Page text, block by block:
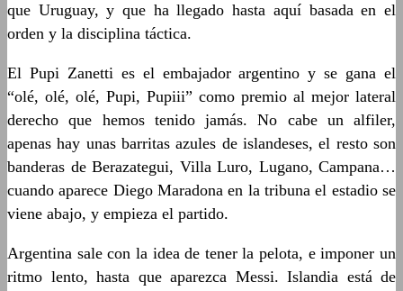
que Uruguay, y que ha llegado hasta aquí basada en el
orden y la disciplina táctica.
El Pupi Zanetti es el embajador argentino y se gana el
“olé, olé, olé, Pupi, Pupiii” como premio al mejor lateral
derecho que hemos tenido jamás. No cabe un alfiler,
apenas hay unas barritas azules de islandeses, el resto son
banderas de Berazategui, Villa Luro, Lugano, Campana…
cuando aparece Diego Maradona en la tribuna el estadio se
viene abajo, y empieza el partido.
Argentina sale con la idea de tener la pelota, e imponer un
ritmo lento, hasta que aparezca Messi. Islandia está de